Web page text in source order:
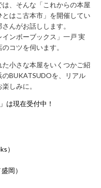
、そんな「これからの本屋
はこ古本市」を開催してい
んがお話しします。
ンボーブックス」一戸 実
コツを伺います。
小さな本屋をいくつかご紹
BUKATSUDOを、リアル
しみに。
は現在受付中！
）
岡）